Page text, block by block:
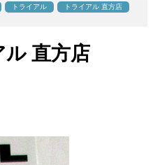
トライアル
トライアル 直方店
直方店